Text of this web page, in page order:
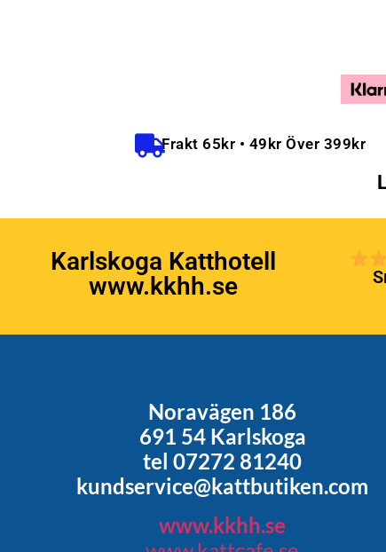
Frakt 65kr • 49kr Över 399kr
Karlskoga Katthotell
www.kkhh.se
Noravägen 186
691 54 Karlskoga
tel 07272 81240
kundservice@kattbutiken.com
www.kkhh.se